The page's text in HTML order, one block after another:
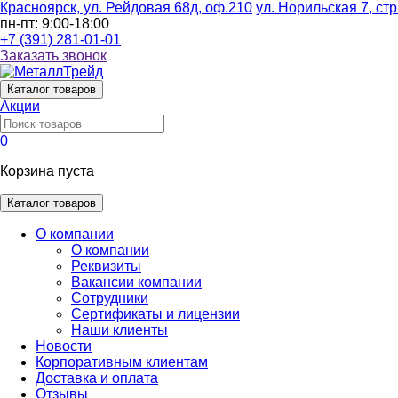
Красноярск, ул. Рейдовая 68д, оф.210 ул. Норильская 7,
пн-пт: 9:00-18:00
+7 (391) 281-01-01
Заказать звонок
Каталог товаров
Акции
0
Корзина пуста
Каталог товаров
О компании
О компании
Реквизиты
Вакансии компании
Сотрудники
Сертификаты и лицензии
Наши клиенты
Новости
Корпоративным клиентам
Доставка и оплата
Отзывы